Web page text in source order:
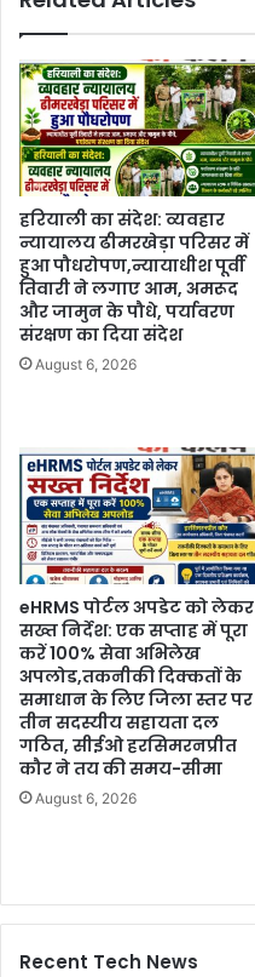
हरियाली का संदेश: व्यवहार
न्यायालय ढीमरखेड़ा परिसर में
हुआ पौधरोपण,न्यायाधीश पूर्वी
तिवारी ने लगाए आम, अमरूद
और जामुन के पौधे, पर्यावरण
संरक्षण का दिया संदेश
August 6, 2026
eHRMS पोर्टल अपडेट को लेकर
सख्त निर्देश: एक सप्ताह में पूरा
करें 100% सेवा अभिलेख
अपलोड,तकनीकी दिक्कतों के
समाधान के लिए जिला स्तर पर
तीन सदस्यीय सहायता दल
गठित, सीईओ हरसिमरनप्रीत
कौर ने तय की समय-सीमा
August 6, 2026
Recent Tech News